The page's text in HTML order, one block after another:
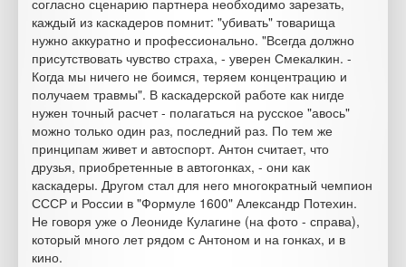
каждый из каскадеров помнит: "убивать" товарища
нужно аккуратно и профессионально. "Всегда должно
присутствовать чувство страха, - уверен Смекалкин. -
Когда мы ничего не боимся, теряем концентрацию и
получаем травмы". В каскадерской работе как нигде
нужен точный расчет - полагаться на русское "авось"
можно только один раз, последний раз. По тем же
принципам живет и автоспорт. Антон считает, что
друзья, приобретенные в автогонках, - они как
каскадеры. Другом стал для него многократный чемпион
СССР и России в "Формуле 1600" Александр Потехин.
Не говоря уже о Леониде Кулагине (на фото - справа),
который много лет рядом с Антоном и на гонках, и в
кино.